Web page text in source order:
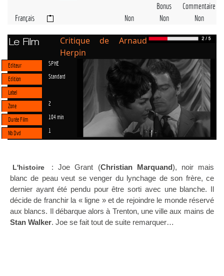
Bonus
Commentaire
Français
Non Non Non
Le Film
Critique de Arnaud
Herpin
Editeur SPHE
Edition Standard
Label
Zone
2
Durée Film 104 min
Nb Dvd 1
L'histoire : Joe Grant (Christian Marquand), noir mais
blanc de peau veut se venger du lynchage de son frère, ce
dernier ayant été pendu pour être sorti avec une blanche. Il
décide de franchir la « ligne » et de rejoindre le monde réservé
aux blancs. Il débarque alors à Trenton, une ville aux mains de
Stan Walker. Joe se fait tout de suite remarquer…